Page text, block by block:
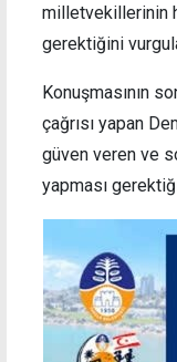
milletvekillerinin
gerektiğini
Konuşmasının
çağrısı yapan
güven veren ve
yapması